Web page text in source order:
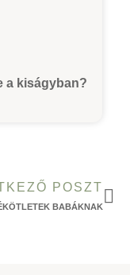
a kiságyban?
POSZT
BABÁKNAK